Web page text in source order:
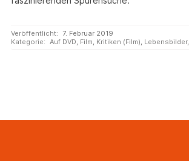
Veröffentlicht:
7. Februar 2019
Kategorie: Auf DVD, Film, Kritiken (Film), Lebensbilder,